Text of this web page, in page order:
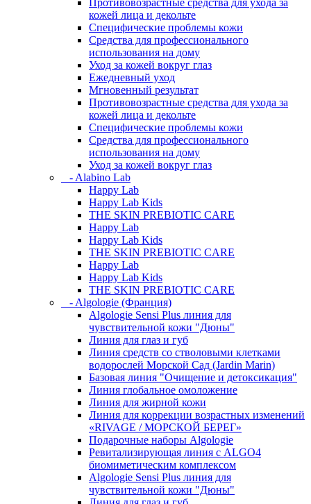
Противовозрастные средства для ухода за
кожей лица и декольте
Специфические проблемы кожи
Средства для профессионального
использования на дому
Уход за кожей вокруг глаз
Ежедневный уход
Мгновенный результат
Противовозрастные средства для ухода за
кожей лица и декольте
Специфические проблемы кожи
Средства для профессионального
использования на дому
Уход за кожей вокруг глаз
- Alabino Lab
Happy Lab
Happy Lab Kids
THE SKIN PREBIOTIC CARE
Happy Lab
Happy Lab Kids
THE SKIN PREBIOTIC CARE
Happy Lab
Happy Lab Kids
THE SKIN PREBIOTIC CARE
- Algologie (Франция)
Algologie Sensi Plus линия для
чувcтвительной кожи "Дюны"
Линия для глаз и губ
Линия средств со стволовыми клетками
водорослей Морской Сад (Jardin Marin)
Базовая линия "Очищение и детоксикация"
Линия глобальное омоложение
Линия для жирной кожи
Линия для коррекции возрастных изменений
«RIVAGE / МОРСКОЙ БЕРЕГ»
Подарочные наборы Algologie
Ревитализирующая линия с ALGO4
биомиметическим комплексом
Algologie Sensi Plus линия для
чувcтвительной кожи "Дюны"